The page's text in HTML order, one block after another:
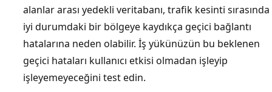
alanlar arası yedekli veritabanı, trafik kesinti sırasında
iyi durumdaki bir bölgeye kaydıkça geçici bağlantı
hatalarına neden olabilir. İş yükünüzün bu beklenen
geçici hataları kullanıcı etkisi olmadan işleyip
işleyemeyeceğini test edin.